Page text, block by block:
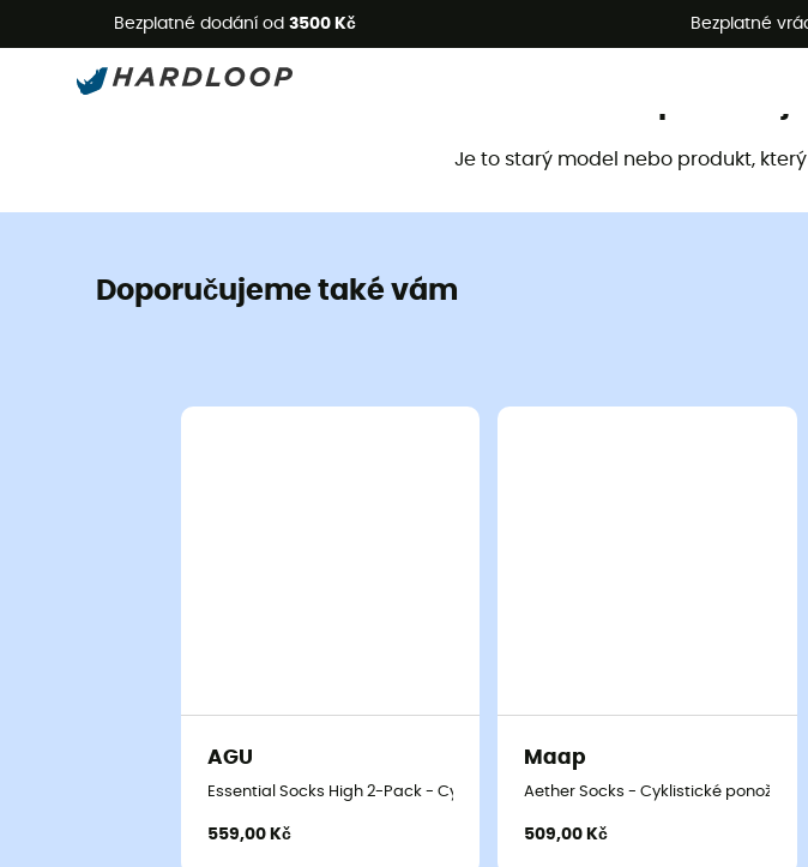
Bezplatné dodání od 3500 Kč Bezplatné
Letní akce 🔥 -5 % EXTRA při
Je to starý model nebo produkt,
Doporučujeme také vám
AGU
Essential Socks High 2-Pack - Cyklistické ponožky
559,00 Kč
Maap
Aether Socks - Cyklistické ponožky
509,00 Kč